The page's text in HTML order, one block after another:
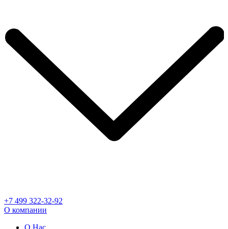
+7 499 322-32-92
О компании